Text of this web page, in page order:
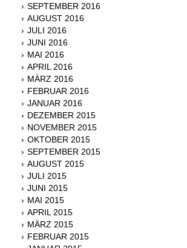
SEPTEMBER 2016
AUGUST 2016
JULI 2016
JUNI 2016
MAI 2016
APRIL 2016
MÄRZ 2016
FEBRUAR 2016
JANUAR 2016
DEZEMBER 2015
NOVEMBER 2015
OKTOBER 2015
SEPTEMBER 2015
AUGUST 2015
JULI 2015
JUNI 2015
MAI 2015
APRIL 2015
MÄRZ 2015
FEBRUAR 2015